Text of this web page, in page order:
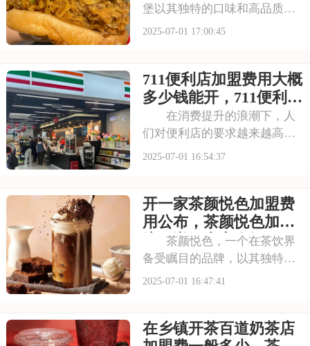
堡以其独特的口味和高品质的
产品脱颖而出，成为众多消费
鼻而来，让人垂涎欲滴。每一
款汉堡都选用上等的食材，搭
配新鲜的蔬菜和秘制
2025-07-01 17:00:45
711便利店加盟费用大概
多少钱能开，711便利店
有什么加盟条件要求吗
在消费提升的浪潮下，人
们对便利店的要求越来越高，
不仅追求商品的丰富性，更注
泛的门店网络和丰富的商品种
类，赢得了市场的认可。每一
间711店铺都
2025-07-01 16:54:37
开一家茶颜悦色加盟费
用公布，茶颜悦色加盟
流程详解内容介绍
茶颜悦色，一个在茶饮界
备受瞩目的品牌，以其独特的
中式茶饮风格和深厚的文化底
的装修风格和温馨的氛围让人
2025-07-01 16:47:41
在乡镇开茶百道奶茶店